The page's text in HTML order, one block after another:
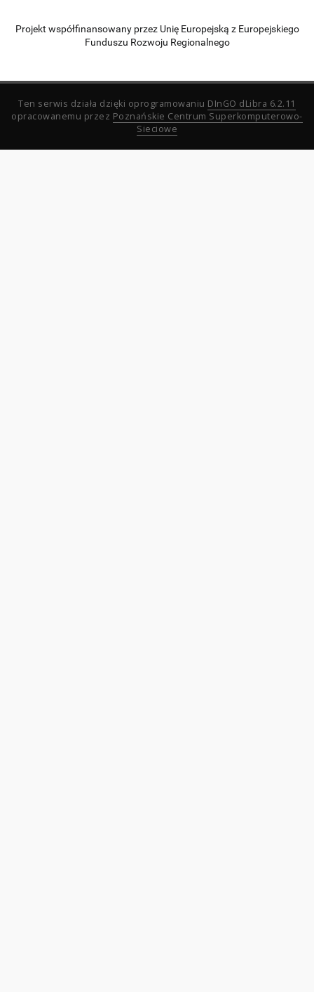
Projekt współfinansowany przez Unię Europejską z Europejskiego
Funduszu Rozwoju Regionalnego
Ten serwis działa dzięki oprogramowaniu DInGO dLibra 6.2.11
opracowanemu przez Poznańskie Centrum Superkomputerowo-
Sieciowe